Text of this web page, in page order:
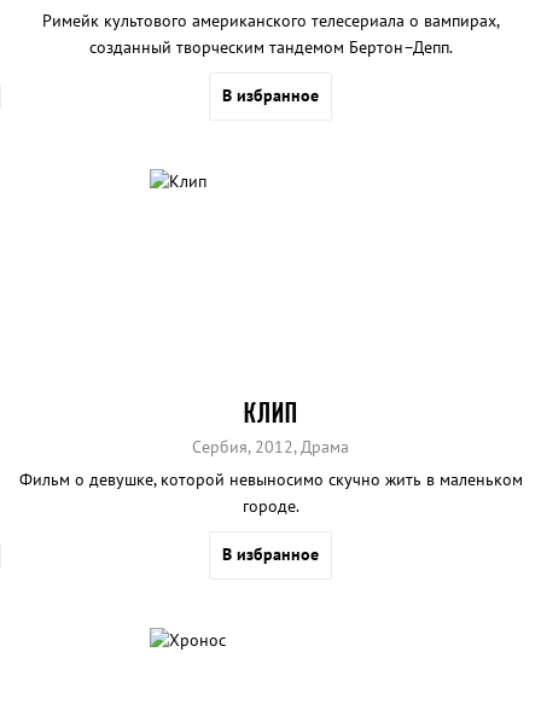
Римейк культового американского телесериала о вампирах,
созданный творческим тандемом Бертон–Депп.
В избранное
КЛИП
Сербия, 2012, Драма
Фильм о девушке, которой невыносимо скучно жить в маленьком
городе.
В избранное